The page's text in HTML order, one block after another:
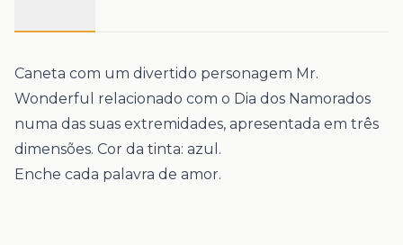
Caneta com um divertido personagem Mr.
Wonderful relacionado com o Dia dos Namorados
numa das suas extremidades, apresentada em três
dimensões. Cor da tinta: azul.
Enche cada palavra de amor.